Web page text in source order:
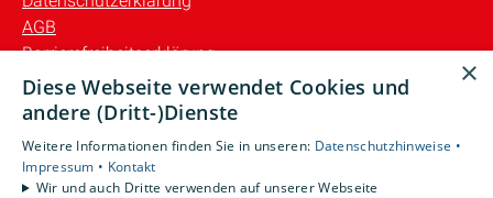
AGB
Barrierefreiheitserklärung
Unsere Bereiche
Gewerbekunden
Karriere
×
Diese Webseite verwendet Cookies und
andere (Dritt-)Dienste
Weitere Informationen finden Sie in unseren: Datenschutzhinweise •
Impressum • Kontakt
Wir und auch Dritte verwenden auf unserer Webseite